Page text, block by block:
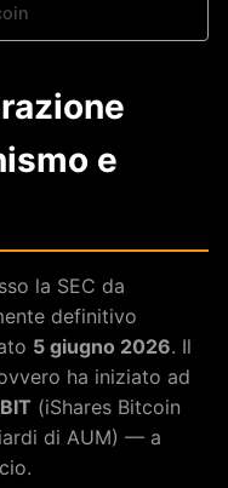
e
la SEC da
definitivo
5 giugno 2026. Il
ha iniziato ad
(iShares Bitcoin
di AUM) — a